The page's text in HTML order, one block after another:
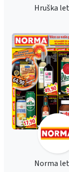
Hruška
Norma